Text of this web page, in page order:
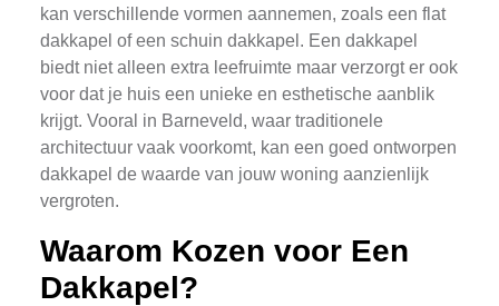
kan verschillende vormen aannemen, zoals een flat
dakkapel of een schuin dakkapel. Een dakkapel
biedt niet alleen extra leefruimte maar verzorgt er ook
voor dat je huis een unieke en esthetische aanblik
krijgt. Vooral in Barneveld, waar traditionele
architectuur vaak voorkomt, kan een goed ontworpen
dakkapel de waarde van jouw woning aanzienlijk
vergroten.
Waarom Kozen voor Een
Dakkapel?